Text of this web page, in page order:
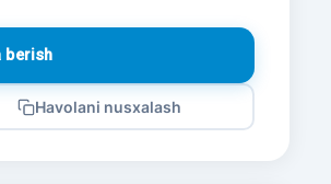
berish
Havolani nusxalash